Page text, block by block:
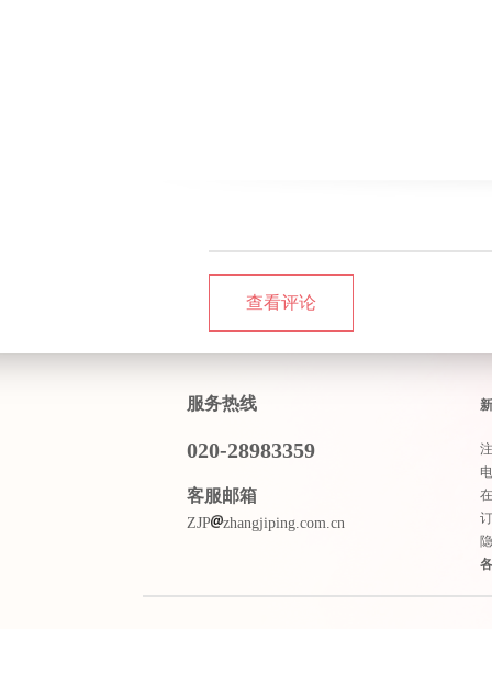
查看评论
服务热线
020-28983359
客服邮箱
ZJP zhangjiping.com.cn